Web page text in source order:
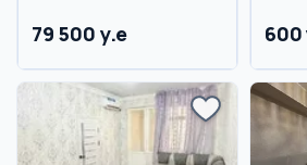
79 500 y.e 600